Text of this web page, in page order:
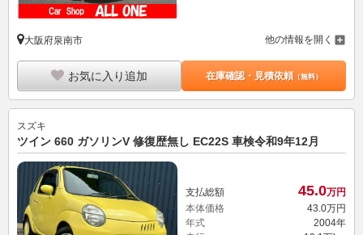
大阪府泉南市 他の情報を開く
お気に入り追加 在庫確認・見積依頼（無料）
スズキ
ツイン 660 ガソリンV 修復歴無し EC22S 車検令和9年12月
支払総額 45.0万円
本体価格
43.0万円
年式
2004年